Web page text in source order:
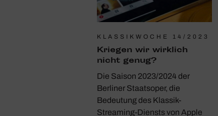
KLASSIKWOCHE 14/2023
Kriegen wir wirk­lich
nicht genug?
Die Saison 2023/2024 der
Berliner Staatsoper, die
Bedeutung des Klassik-
Streaming-Diensts von Apple